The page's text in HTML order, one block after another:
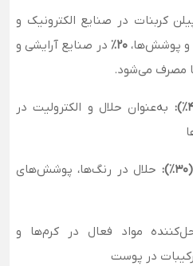
کربنات در صنایع الکترونیک و
و پوشش‌ها،۲۰٪ در صنایع آرایشی و
مصرف می‌شود.
به‌عنوان حلال و الکترولیت در
حلال در رنگ‌ها، پوشش‌های
مواد فعال در کرم‌ها و
در پوست